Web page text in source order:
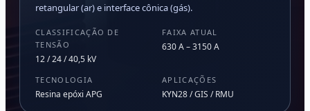
retangular (ar) e interface cônica (gás).
CLASSIFICAÇÃO DE
TENSÃO
12 / 24 / 40,5 kV
FAIXA ATUAL
630 A – 3150 A
TECNOLOGIA
Resina epóxi APG
APLICAÇÕES
KYN28 / GIS / RMU